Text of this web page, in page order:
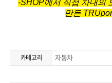
카테고리 자동차